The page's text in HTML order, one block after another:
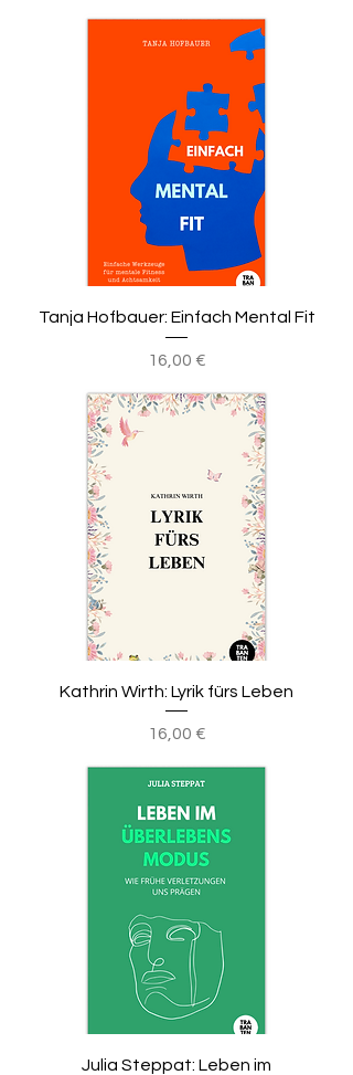
Tanja Hofbauer: Einfach Mental Fit
Preis
16,00 €
Kathrin Wirth: Lyrik fürs Leben
Preis
16,00 €
Julia Steppat: Leben im